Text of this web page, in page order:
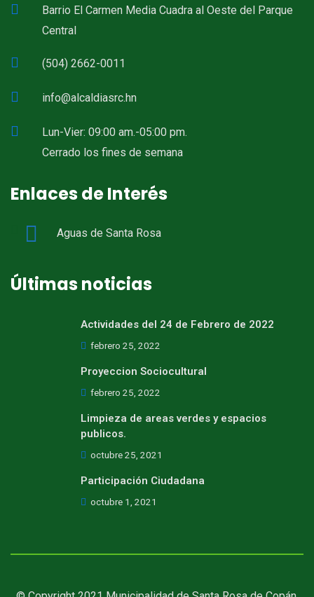
Barrio El Carmen Media Cuadra al Oeste del Parque
Central
(504) 2662-0011
info@alcaldiasrc.hn
Lun-Vier: 09:00 am.-05:00 pm.
Cerrado los fines de semana
Enlaces de Interés
Aguas de Santa Rosa
Últimas noticias
Actividades del 24 de Febrero de 2022
febrero 25, 2022
Proyeccion Sociocultural
febrero 25, 2022
Limpieza de areas verdes y espacios
publicos.
octubre 25, 2021
Participación Ciudadana
octubre 1, 2021